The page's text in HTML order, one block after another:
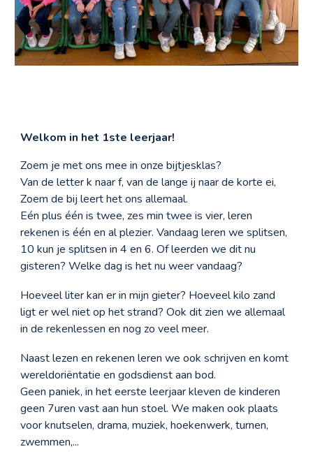
Welkom in het 1ste leerjaar!
Zoem je met ons mee in onze bijtjesklas?
Van de letter k naar f, van de lange ij naar de korte ei,
Zoem de bij leert het ons allemaal.
Eén plus één is twee, zes min twee is vier, leren
rekenen is één en al plezier. Vandaag leren we splitsen,
10 kun je splitsen in 4 en 6. Of leerden we dit nu
gisteren? Welke dag is het nu weer vandaag?
Hoeveel liter kan er in mijn gieter? Hoeveel kilo zand
ligt er wel niet op het strand? Ook dit zien we allemaal
in de rekenlessen en nog zo veel meer.
Naast lezen en rekenen leren we ook schrijven en komt
wereldoriëntatie en godsdienst aan bod.
Geen paniek, in het eerste leerjaar kleven de kinderen
geen 7uren vast aan hun stoel. We maken ook plaats
voor knutselen, drama, muziek, hoekenwerk, turnen,
zwemmen,...